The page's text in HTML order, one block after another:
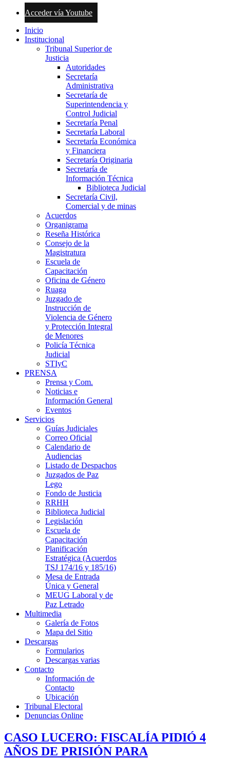
Acceder vía Youtube
Inicio
Institucional
Tribunal Superior de
Justicia
Autoridades
Secretaría
Administrativa
Secretaría de
Superintendencia y
Control Judicial
Secretaría Penal
Secretaría Laboral
Secretaría Económica
y Financiera
Secretaría Originaria
Secretaría de
Información Técnica
Biblioteca Judicial
Secretaría Civil,
Comercial y de minas
Acuerdos
Organigrama
Reseña Histórica
Consejo de la
Magistratura
Escuela de
Capacitación
Oficina de Género
Ruaga
Juzgado de
Instrucción de
Violencia de Género
y Protección Integral
de Menores
Policía Técnica
Judicial
STIyC
PRENSA
Prensa y Com.
Noticias e
Información General
Eventos
Servicios
Guías Judiciales
Correo Oficial
Calendario de
Audiencias
Listado de Despachos
Juzgados de Paz
Lego
Fondo de Justicia
RRHH
Biblioteca Judicial
Legislación
Escuela de
Capacitación
Planificación
Estratégica (Acuerdos
TSJ 174/16 y 185/16)
Mesa de Entrada
Única y General
MEUG Laboral y de
Paz Letrado
Multimedia
Galería de Fotos
Mapa del Sitio
Descargas
Formularios
Descargas varias
Contacto
Información de
Contacto
Ubicación
Tribunal Electoral
Denuncias Online
CASO LUCERO: FISCALÍA PIDIÓ 4
AÑOS DE PRISIÓN PARA